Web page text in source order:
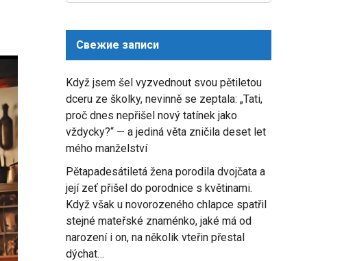
Свежие записи
Když jsem šel vyzvednout svou pětiletou
dceru ze školky, nevinně se zeptala: „Tati,
proč dnes nepřišel nový tatínek jako
vždycky?“ — a jediná věta zničila deset let
mého manželství
Pětapadesátiletá žena porodila dvojčata a
její zeť přišel do porodnice s květinami.
Když však u novorozeného chlapce spatřil
stejné mateřské znaménko, jaké má od
narození i on, na několik vteřin přestal
dýchat…